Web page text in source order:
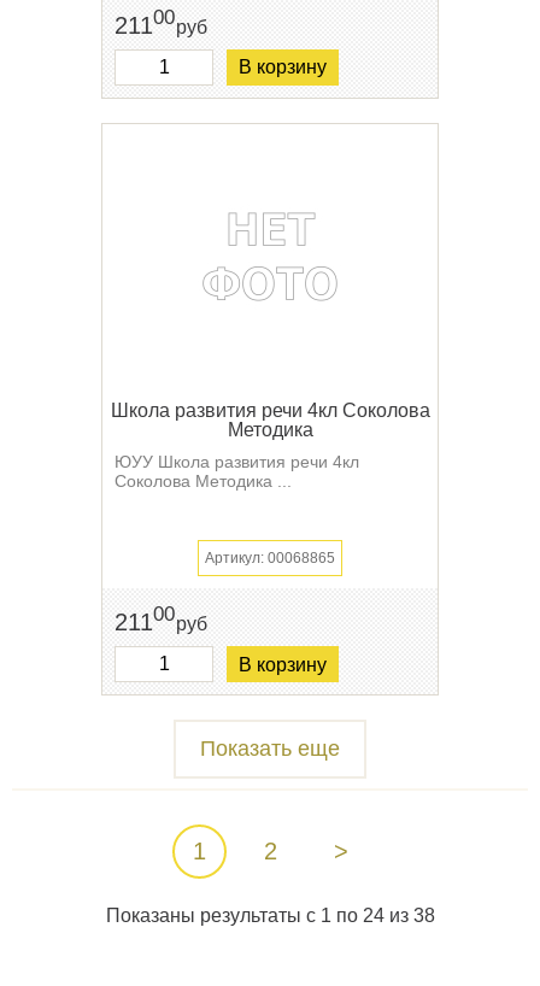
21100руб
В корзину
Школа развития речи 4кл Соколова
Методика
ЮУУ Школа развития речи 4кл
Соколова Методика ...
Артикул: 00068865
21100руб
В корзину
Показать еще
1 2 >
Показаны результаты с 1 по 24 из 38